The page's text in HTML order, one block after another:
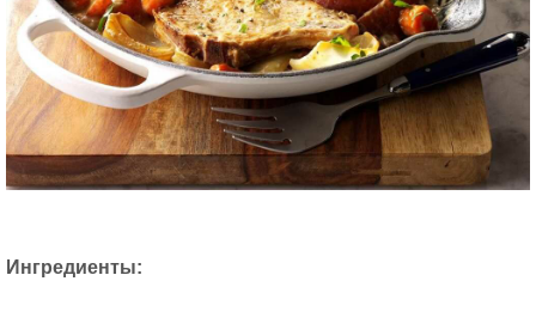
Ингредиенты: